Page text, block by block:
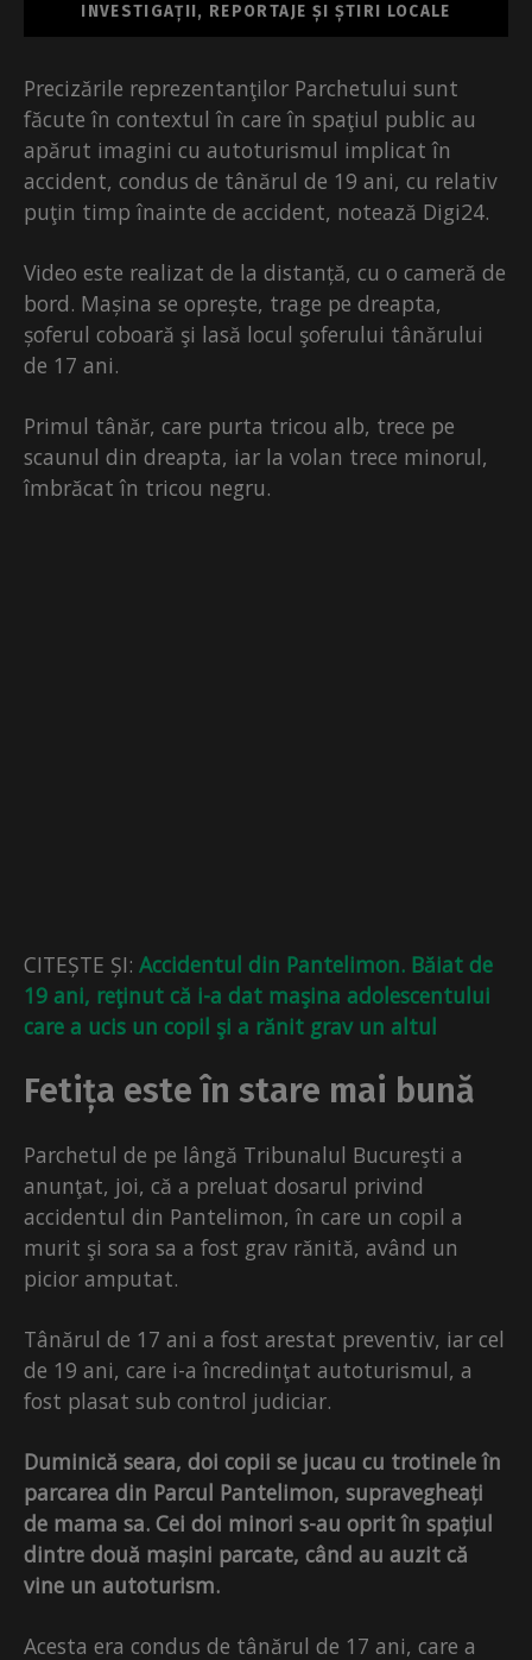
INVESTIGAȚII, REPORTAJE ȘI ȘTIRI LOCALE
Precizările reprezentanţilor Parchetului sunt
făcute în contextul în care în spaţiul public au
apărut imagini cu autoturismul implicat în
accident, condus de tânărul de 19 ani, cu relativ
puţin timp înainte de accident, notează Digi24.
Video este realizat de la distanță, cu o cameră de
bord. Mașina se oprește, trage pe dreapta,
șoferul coboară şi lasă locul şoferului tânărului
de 17 ani.
Primul tânăr, care purta tricou alb, trece pe
scaunul din dreapta, iar la volan trece minorul,
îmbrăcat în tricou negru.
CITEȘTE ȘI: Accidentul din Pantelimon. Băiat de
19 ani, reţinut că i-a dat maşina adolescentului
care a ucis un copil şi a rănit grav un altul
Fetița este în stare mai bună
Parchetul de pe lângă Tribunalul Bucureşti a
anunţat, joi, că a preluat dosarul privind
accidentul din Pantelimon, în care un copil a
murit şi sora sa a fost grav rănită, având un
picior amputat.
Tânărul de 17 ani a fost arestat preventiv, iar cel
de 19 ani, care i-a încredinţat autoturismul, a
fost plasat sub control judiciar.
Duminică seara, doi copii se jucau cu trotinele în
parcarea din Parcul Pantelimon, supravegheați
de mama sa. Cei doi minori s-au oprit în spațiul
dintre două mașini parcate, când au auzit că
vine un autoturism.
Acesta era condus de tânărul de 17 ani, care a